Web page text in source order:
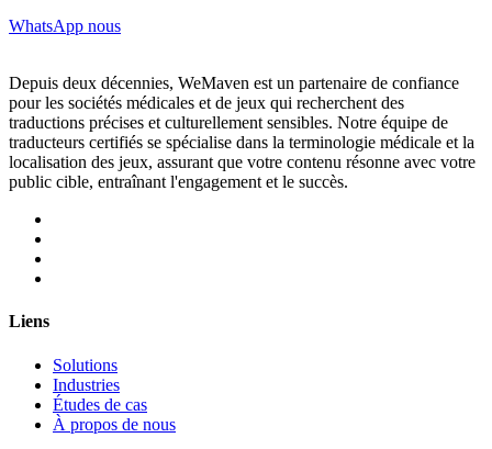
WhatsApp nous
Depuis deux décennies, WeMaven est un partenaire de confiance
pour les sociétés médicales et de jeux qui recherchent des
traductions précises et culturellement sensibles. Notre équipe de
traducteurs certifiés se spécialise dans la terminologie médicale et la
localisation des jeux, assurant que votre contenu résonne avec votre
public cible, entraînant l'engagement et le succès.
Liens
Solutions
Industries
Études de cas
À propos de nous